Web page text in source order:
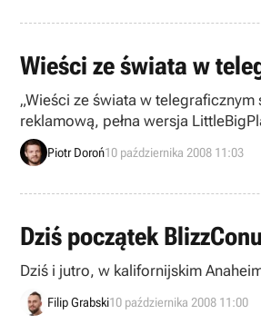
Wieści ze świata w
„Wieści ze świata w
reklamową, pełna wersja
funkcjonowania systemu PSP
Piotr Doroń10 października 2008 11:03
Dziś początek
Dziś i jutro, w kalifornijskim
Filip Grabski10 października 2008 11:00